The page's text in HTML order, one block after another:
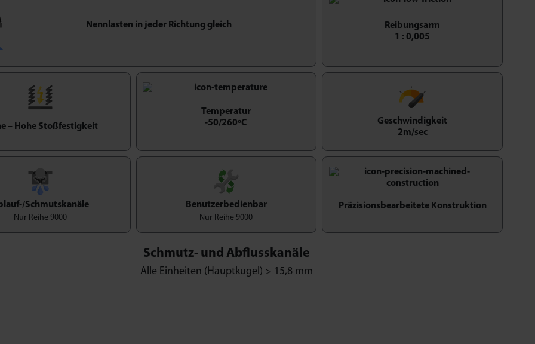
Nennlasten in jeder Richtung gleich
Reibungsarm
1 : 0,005
– Hohe Stoßfestigkeit
Temperatur
-50/260ºC
Geschwindigkeit
2m/sec
Schmutskanäle
Nur Reihe 9000
Benutzerbedienbar
Nur Reihe 9000
Präzisionsbearbeitete Konstruktion
Schmutz- und Abflusskanäle
Alle Einheiten (Hauptkugel) > 15,8 mm